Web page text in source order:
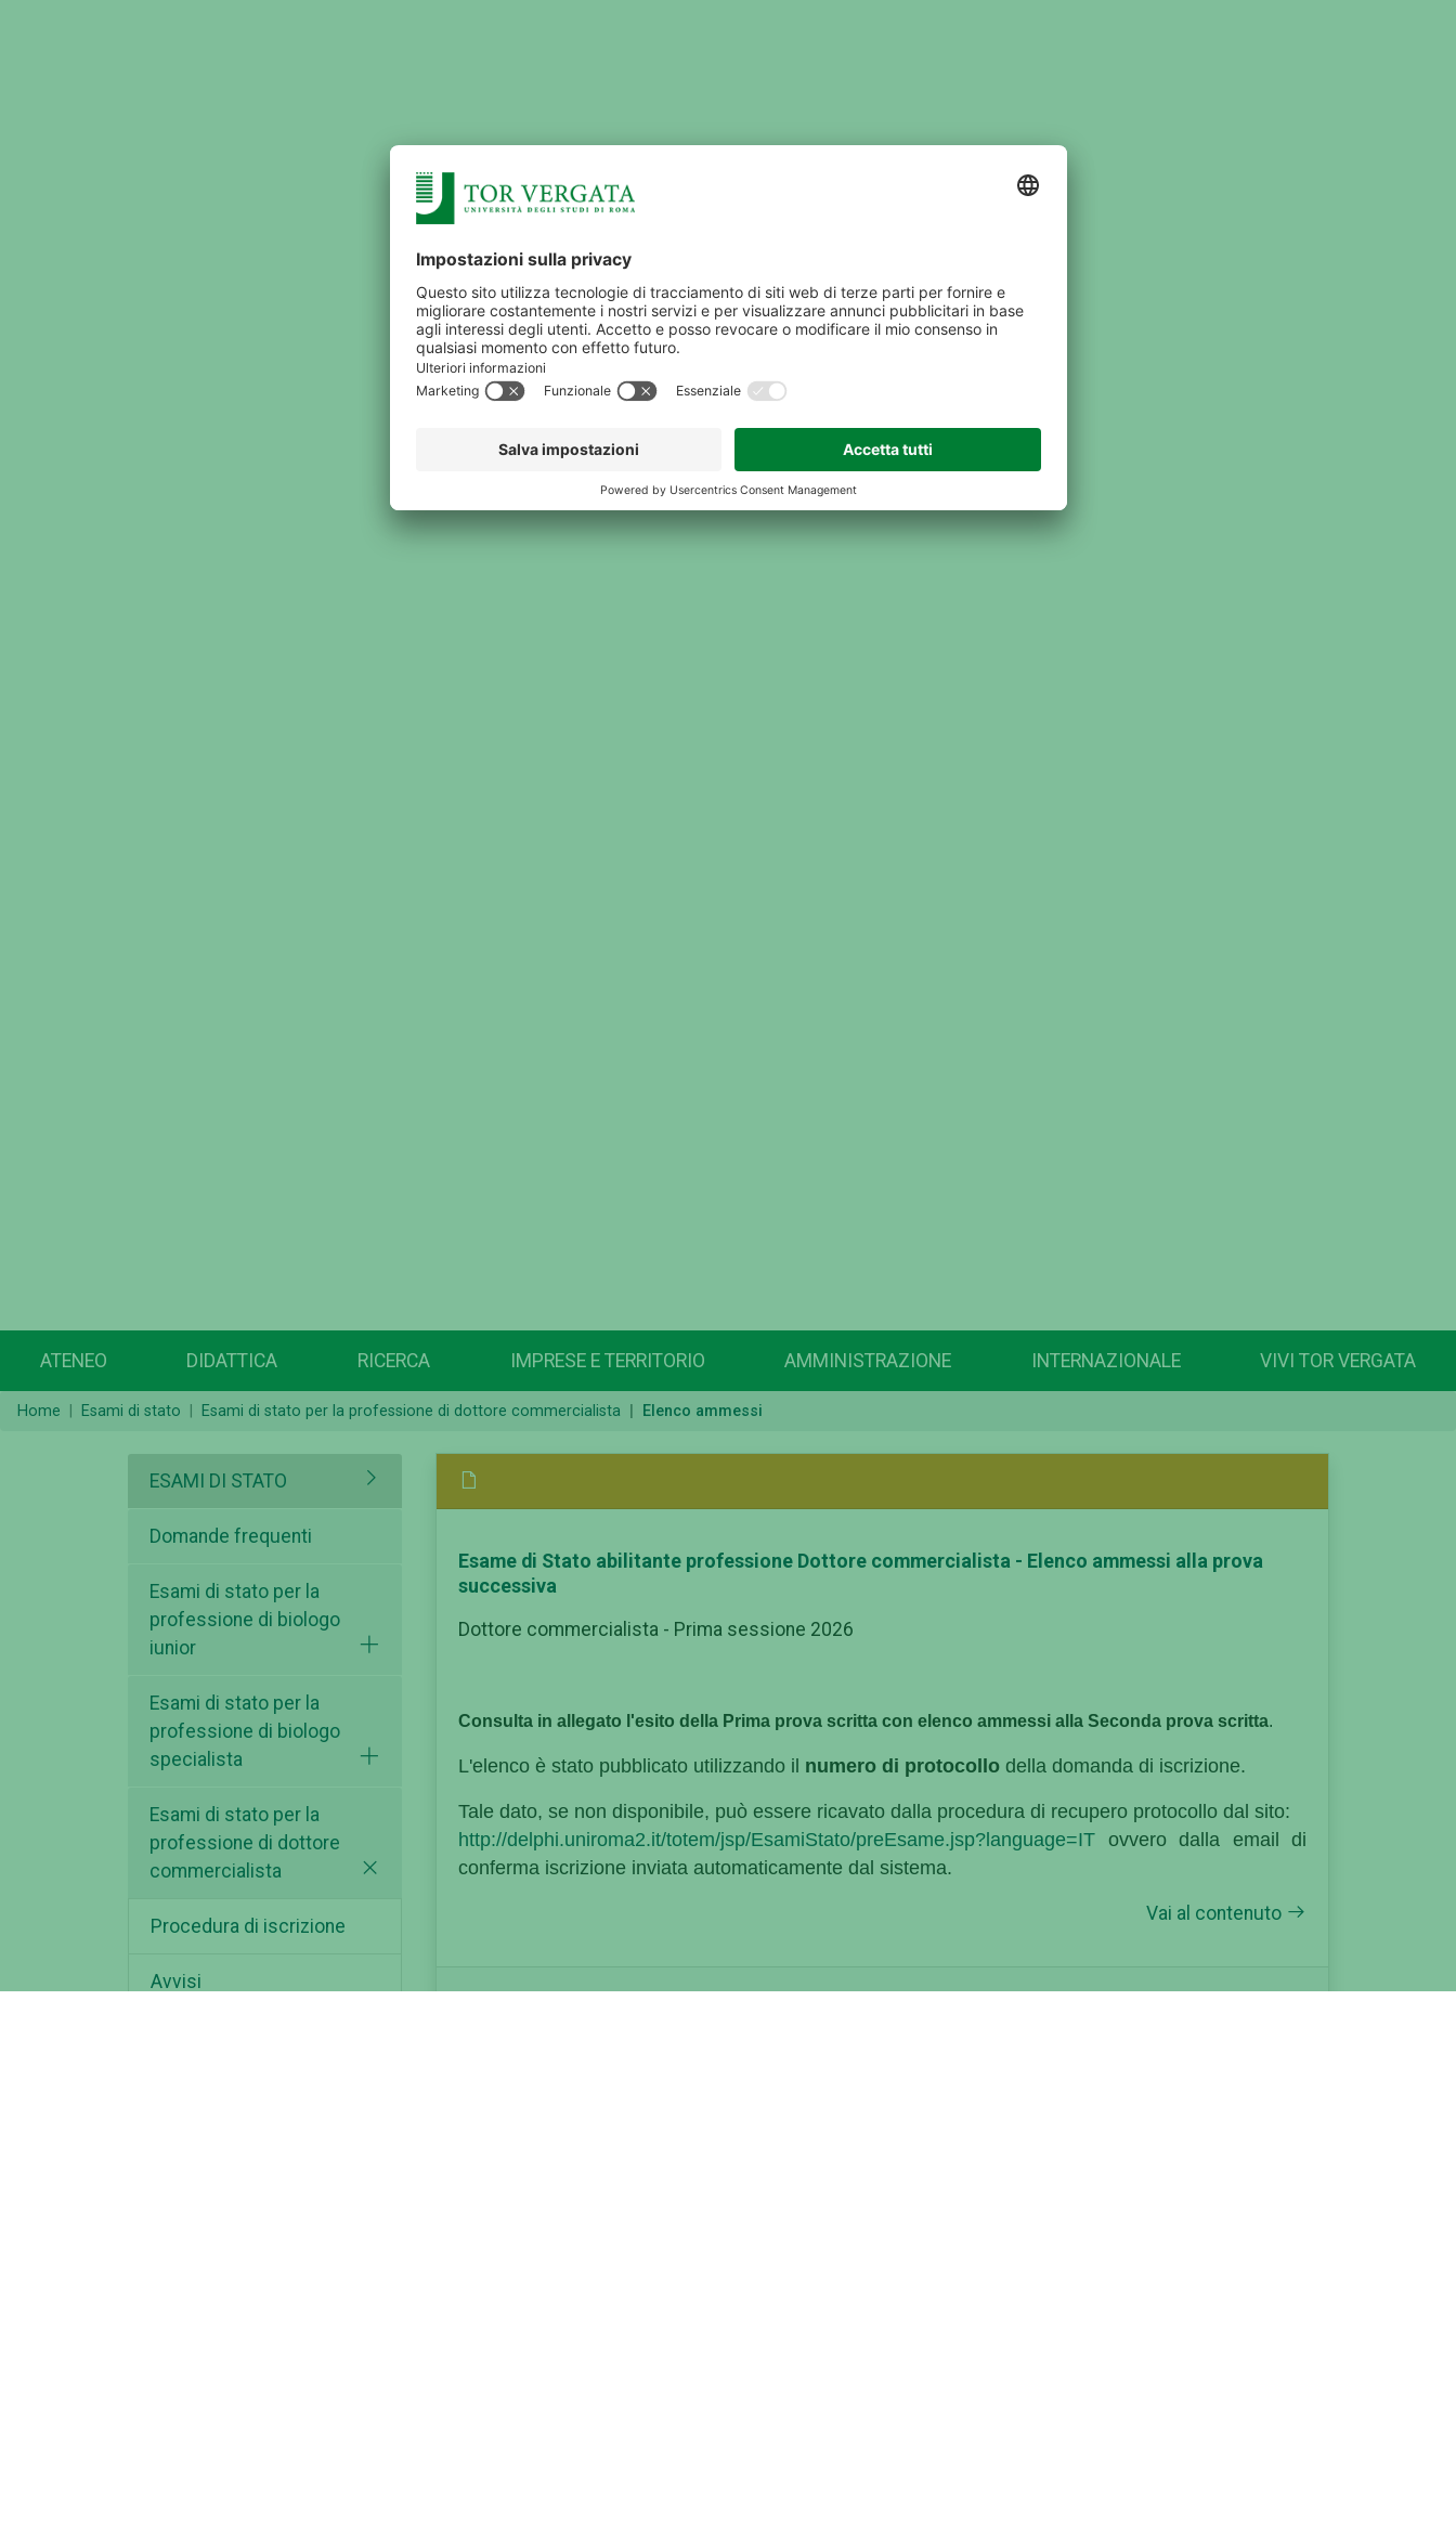
ATENEO DIDATTICA RICERCA IMPRESE E TERRITORIO AMMINISTRAZIONE INTERNAZIONALE VIVI TOR VERGATA
Home Esami di stato Esami di stato per la professione di dottore commercialista Elenco ammessi
ESAMI DI STATO
Domande frequenti
Esami di stato per la
professione di biologo
iunior
Esami di stato per la
professione di biologo
specialista
Esami di stato per la
professione di dottore
commercialista
Procedura di iscrizione
Avvisi
Esame di Stato abilitante professione Dottore commercialista - Elenco ammessi alla prova
successiva
Dottore commercialista - Prima sessione 2026
Consulta in allegato l'esito della Prima prova scritta con elenco ammessi alla Seconda prova scritta.
L'elenco è stato pubblicato utilizzando il numero di protocollo della domanda di iscrizione.
Tale dato, se non disponibile, può essere ricavato dalla procedura di recupero protocollo dal sito:
http://delphi.uniroma2.it/totem/jsp/EsamiStato/preEsame.jsp?language=IT ovvero dalla email di
conferma iscrizione inviata automaticamente dal sistema.
Vai al contenuto